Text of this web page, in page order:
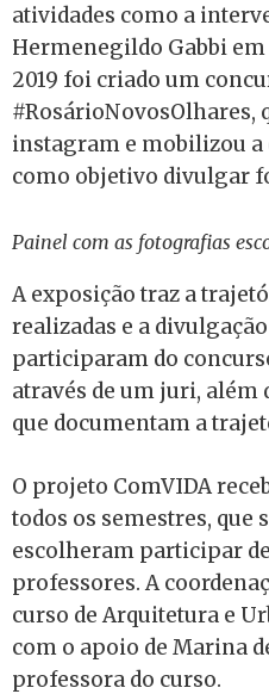
atividades como a
Hermenegildo Gabbi em
2019 foi criado um
#RosárioNovosOlhares,
instagram e mobilizou
como objetivo divulgar
Painel com as fotografias
A exposição traz a
realizadas e a
participaram do
através de um juri, além
que documentam a
O projeto ComVIDA
todos os semestres, que
escolheram participar
professores. A
curso de Arquitetura e
com o apoio de Marina
professora do curso.